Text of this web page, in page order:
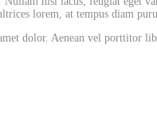
lorem, at tempus diam
dolor. Aenean vel porttitor